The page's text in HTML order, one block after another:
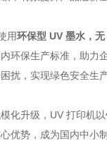
用环保型 UV 墨水，
内环保生产标准，助力
扰，实现绿色安全生产
化升级，UV 打印机以
优势，成为国内中小